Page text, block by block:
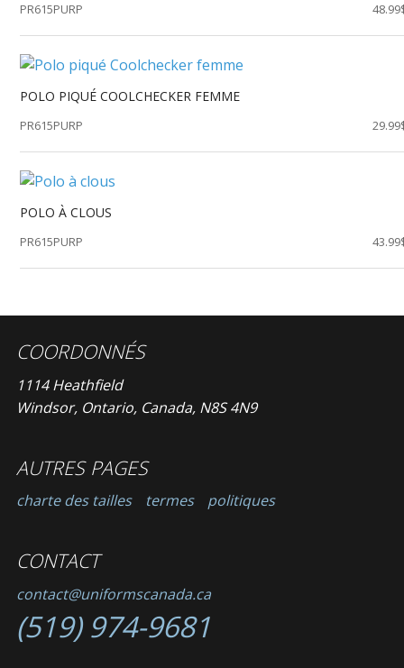
PR615PURP
POLO PIQUÉ COOLCHECKER FEMME
PR615PURP
POLO À CLOUS
PR615PURP
COORDONNÉS
1114 Heathfield
Windsor, Ontario, Canada, N8S 4N9
AUTRES PAGES
charte des tailles termes politiques
CONTACT
contact@uniformscanada.ca
(519) 974-9681